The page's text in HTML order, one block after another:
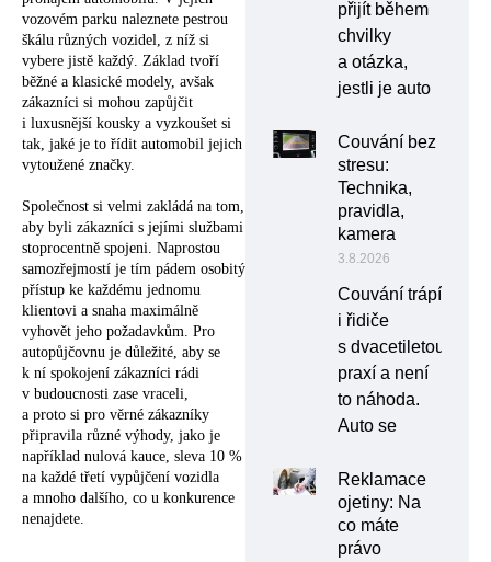
vozovém parku naleznete pestrou
škálu různých vozidel, z níž si
vybere jistě každý. Základ tvoří
běžné a klasické modely, avšak
zákazníci si mohou zapůjčit
i luxusnější kousky a vyzkoušet si
tak, jaké je to řídit automobil jejich
vytoužené značky.
Společnost si velmi zakládá na tom,
aby byli zákazníci s jejími službami
stoprocentně spojeni. Naprostou
samozřejmostí je tím pádem osobitý
přístup ke každému jednomu
klientovi a snaha maximálně
vyhovět jeho požadavkům. Pro
autopůjčovnu je důležité, aby se
k ní spokojení zákazníci rádi
v budoucnosti zase vraceli,
a proto si pro věrné zákazníky
připravila různé výhody, jako je
například nulová kauce, sleva 10 %
na každé třetí vypůjčení vozidla
a mnoho dalšího, co u konkurence
nenajdete.
přijít během
chvilky
a otázka,
jestli je auto
Couvání bez
stresu:
Technika,
pravidla,
kamera
3.8.2026
Couvání trápí
i řidiče
s dvacetiletou
praxí a není
to náhoda.
Auto se
Reklamace
ojetiny: Na
co máte
právo